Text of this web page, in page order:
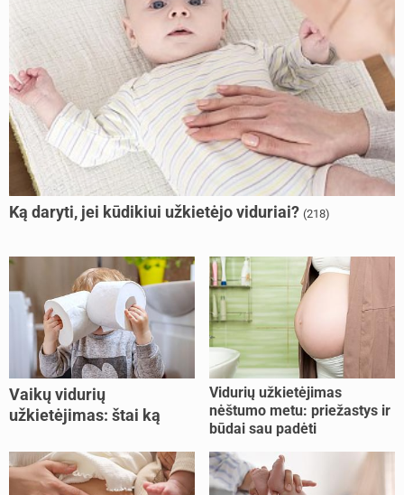
Ką daryti, jei kūdikiui užkietėjo viduriai? (218)
Vaikų vidurių
užkietėjimas: štai ką
Vidurių užkietėjimas
nėštumo metu: priežastys ir
būdai sau padėti